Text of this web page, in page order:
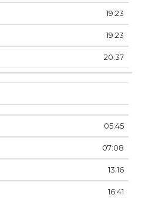
19:23
19:23
20:37
05:45
07:08
13:16
16:41